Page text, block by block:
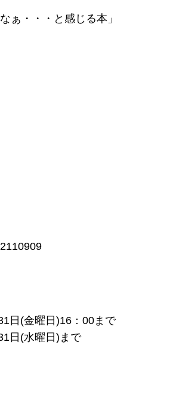
ぁ・・・と感じる本」
日(金曜日)16：00まで
日(水曜日)まで